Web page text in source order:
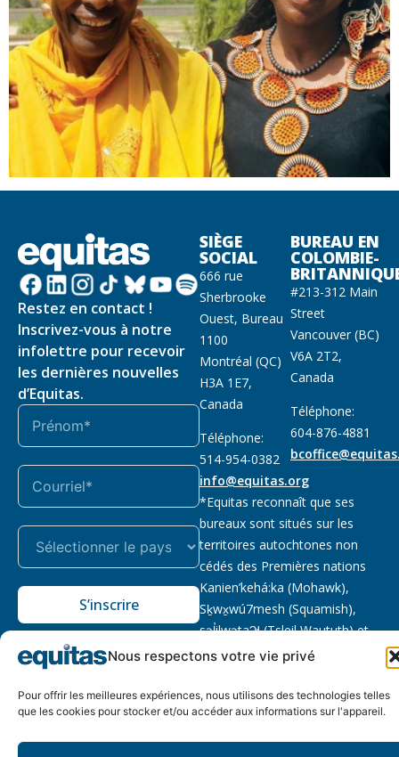
Nous respectons votre vie privé
Pour offrir les meilleures expériences, nous utilisons des technologies telles
que les cookies pour stocker et/ou accéder aux informations sur l'appareil.
Restez en contact !
Inscrivez-vous à notre
infolettre pour recevoir
les dernières nouvelles
d’Equitas.
S’inscrire
SIÈGE
SOCIAL
666 rue
Sherbrooke
Ouest, Bureau
1100
Montréal (QC)
H3A 1E7,
Canada
Téléphone:
514-954-0382
info@equitas.org
BUREAU EN
COLOMBIE-
#213-312 Main
Street
Vancouver (BC)
V6A 2T2,
Canada
Téléphone:
604-876-4881
*Equitas reconnaît que ses
bureaux sont situés sur les
territoires autochtones non
cédés des Premières nations
Kanien’kehá:ka (Mohawk),
Sḵwx̱wú7mesh (Squamish),
səl̓ilwətaɁɬ (Tsleil Waututh) et
xwməθkwəy̓əm (Musqueam).
Notre politique
confidentialité
Organisme de
118833292RR0001
2026 © Equitas – Tous
Phil